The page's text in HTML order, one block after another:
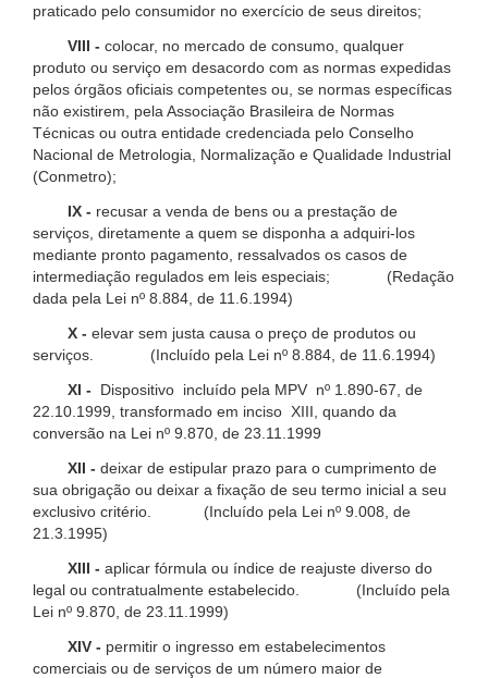
praticado pelo consumidor no exercício de seus direitos;
VIII - colocar, no mercado de consumo, qualquer
produto ou serviço em desacordo com as normas expedidas
pelos órgãos oficiais competentes ou, se normas específicas
não existirem, pela Associação Brasileira de Normas
Técnicas ou outra entidade credenciada pelo Conselho
Nacional de Metrologia, Normalização e Qualidade Industrial
(Conmetro);
IX - recusar a venda de bens ou a prestação de
serviços, diretamente a quem se disponha a adquiri-los
mediante pronto pagamento, ressalvados os casos de
intermediação regulados em leis especiais; (Redação
dada pela Lei nº 8.884, de 11.6.1994)
X - elevar sem justa causa o preço de produtos ou
serviços. (Incluído pela Lei nº 8.884, de 11.6.1994)
XI -
Dispositivo incluído pela MPV nº 1.890-67, de
22.10.1999, transformado em inciso XIII, quando da
conversão na Lei nº 9.870, de 23.11.1999
XII - deixar de estipular prazo para o cumprimento de
sua obrigação ou deixar a fixação de seu termo inicial a seu
exclusivo critério. (Incluído pela Lei nº 9.008, de
21.3.1995)
XIII - aplicar fórmula ou índice de reajuste diverso do
legal ou contratualmente estabelecido. (Incluído pela
Lei nº 9.870, de 23.11.1999)
XIV - permitir o ingresso em estabelecimentos
comerciais ou de serviços de um número maior de